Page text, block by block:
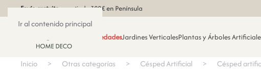
Ir al contenido principal
Envío gratuitoa partir de 300€ en Península
NovedadesJardines VerticalesPlantas y Árboles
Inicio Otras categorías Césped Artificial Césped